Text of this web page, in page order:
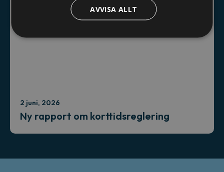
2 juni, 2026
Ny rapport om korttidsreglering
AVVISA ALLT